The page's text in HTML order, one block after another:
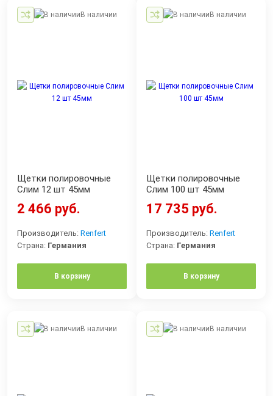
В наличии
Щетки полировочные
Cлим 12 шт 45мм
2 466 руб.
Производитель: Renfert
Страна: Германия
В корзину
В наличии
Щетки полировочные
Cлим 100 шт 45мм
17 735 руб.
Производитель: Renfert
Страна: Германия
В корзину
В наличии В наличии